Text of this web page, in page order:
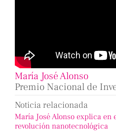
María José Alonso
Premio Nacional de
Noticia relacionada
María José Alonso explica en
revolución nanotecnológica